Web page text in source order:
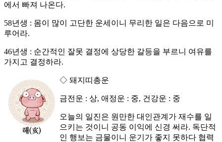
에서 빠져 나온다.
58년생 : 몸이 많이 고단한 운세이니 무리한 일은 다음으로 미
루어라.
46년생 : 순간적인 잘못 결정에 상당한 갈등을 부르니 여유를
가지고 결정하라.
◇ 돼지띠총운
금전운 : 상, 애정운 : 중, 건강운 : 중
오늘의 일진은 원만한 대인관계가 재수를 일
으키는 것이니 공동 이익에 신경 써라. 독단적
인 행보는 금물이니 운기가 좋지 못하다 협력